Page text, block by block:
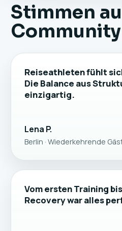
Stimmen
Community
Reiseathleten fühlt
Die Balance aus
einzigartig.
Lena P.
Berlin · Wiederkehrende
Vom ersten Training
Recovery war alles